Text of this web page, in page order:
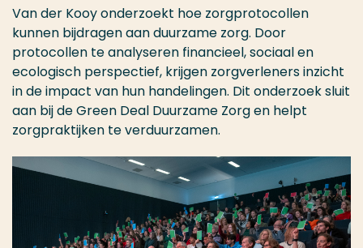
Van der Kooy onderzoekt hoe zorgprotocollen
kunnen bijdragen aan duurzame zorg. Door
protocollen te analyseren financieel, sociaal en
ecologisch perspectief, krijgen zorgverleners inzicht
in de impact van hun handelingen. Dit onderzoek sluit
aan bij de Green Deal Duurzame Zorg en helpt
zorgpraktijken te verduurzamen.